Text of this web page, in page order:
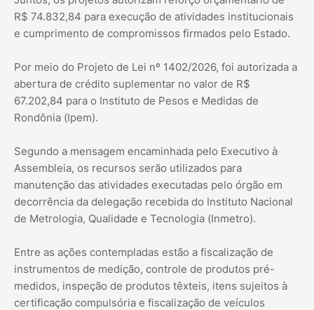
R$ 74.832,84 para execução de atividades institucionais
e cumprimento de compromissos firmados pelo Estado.
Por meio do Projeto de Lei nº 1402/2026, foi autorizada a
abertura de crédito suplementar no valor de R$
67.202,84 para o Instituto de Pesos e Medidas de
Rondônia (Ipem).
Segundo a mensagem encaminhada pelo Executivo à
Assembleia, os recursos serão utilizados para
manutenção das atividades executadas pelo órgão em
decorrência da delegação recebida do Instituto Nacional
de Metrologia, Qualidade e Tecnologia (Inmetro).
Entre as ações contempladas estão a fiscalização de
instrumentos de medição, controle de produtos pré-
medidos, inspeção de produtos têxteis, itens sujeitos à
certificação compulsória e fiscalização de veículos